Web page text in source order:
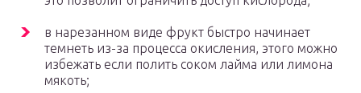
в нарезанном виде фрукт быстро начинает
темнеть из-за процесса окисления, этого можно
избежать если полить соком лайма или лимона
мякоть;